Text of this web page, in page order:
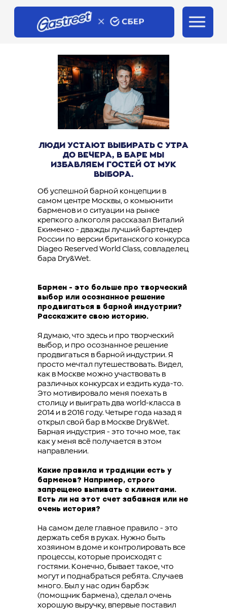
/ Почитать
ЛЮДИ УСТАЮТ ВЫБИРАТЬ С УТРА
ДО ВЕЧЕРА, В БАРЕ МЫ
ИЗБАВЛЯЕМ ГОСТЕЙ ОТ МУК
ВЫБОРА.
Об успешной барной концепции в
самом центре Москвы, о комьюнити
барменов и о ситуации на рынке
крепкого алкоголя рассказал Виталий
Екименко - дважды лучший бартендер
России по версии британского конкурса
Diageo Reserved World Class, совладелец
бара Dry&Wet.
Бармен - это больше про творческий
выбор или осознанное решение
продвигаться в барной индустрии?
Расскажите свою историю.
Я думаю, что здесь и про творческий
выбор, и про осознанное решение
продвигаться в барной индустрии. Я
просто мечтал путешествовать. Видел,
как в Москве можно участвовать в
различных конкурсах и ездить куда-то.
Это мотивировало меня поехать в
столицу и выиграть два world-класса в
2014 и в 2016 году. Четыре года назад я
открыл свой бар в Москве Dry&Wet.
Барная индустрия - это точно мое, так
как у меня всё получается в этом
направлении.
Какие правила и традиции есть у
барменов? Например, строго
запрещено выпивать с клиентами.
Есть ли на этот счет забавная или не
очень история?
На самом деле главное правило - это
держать себя в руках. Нужно быть
хозяином в доме и контролировать все
процессы, которые происходят с
гостями. Конечно, бывает такое, что
могут и поднабраться ребята. Случаев
много. Был у нас один барбэк
(помощник бармена), сделал очень
хорошую выручку, впервые поставил